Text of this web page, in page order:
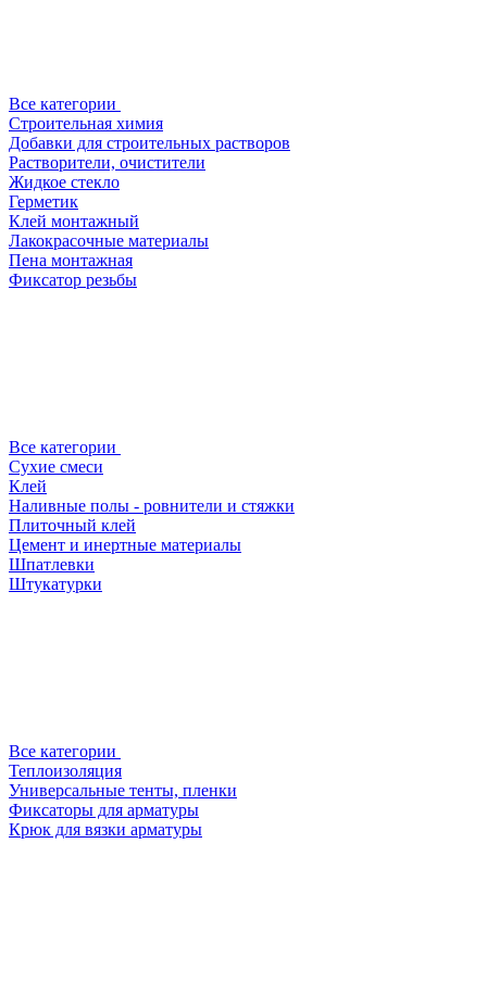
Все категории
Строительная химия
Добавки для строительных растворов
Растворители, очистители
Жидкое стекло
Герметик
Клей монтажный
Лакокрасочные материалы
Пена монтажная
Фиксатор резьбы
Все категории
Сухие смеси
Клей
Наливные полы - ровнители и стяжки
Плиточный клей
Цемент и инертные материалы
Шпатлевки
Штукатурки
Все категории
Теплоизоляция
Универсальные тенты, пленки
Фиксаторы для арматуры
Крюк для вязки арматуры